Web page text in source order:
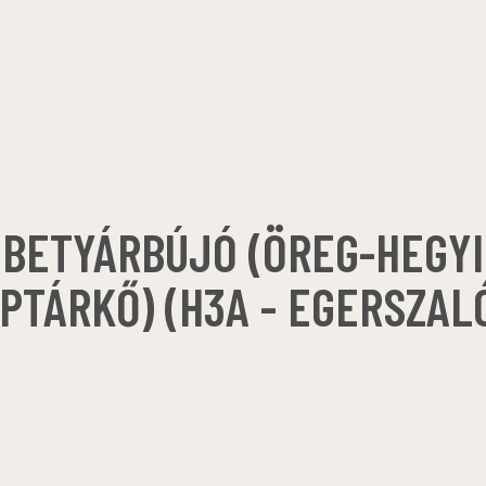
BETYÁRBÚJÓ (ÖREG-HEGYI
(H3A -